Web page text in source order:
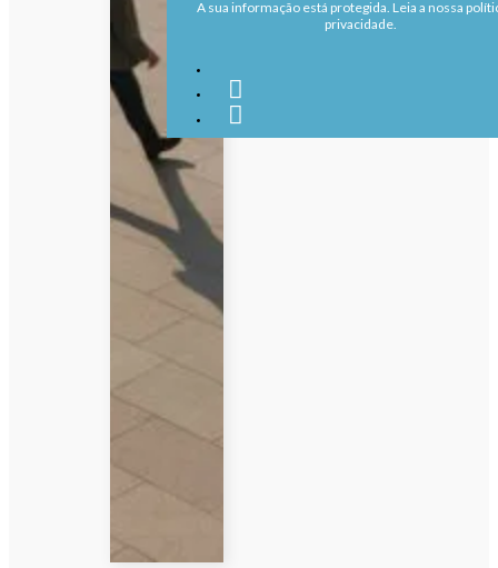
A sua informação está protegida. Leia a nossa
privacidade.